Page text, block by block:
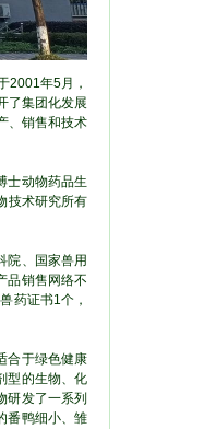
2001年5月，
了集团化发展
、销售和技术
士动物药品生
技术研究所有
院、国家兽用
品销售网络不
药证书1个，
合于绿色健康
型的生物、化
研发了一系列
番鸭细小、雏